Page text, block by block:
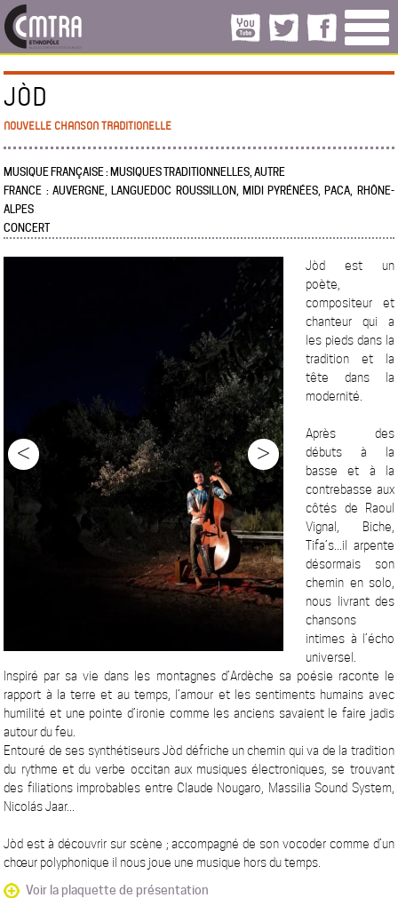
JÒD
NOUVELLE CHANSON TRADITIONELLE
MUSIQUE FRANÇAISE : MUSIQUES TRADITIONNELLES, AUTRE
FRANCE : AUVERGNE, LANGUEDOC ROUSSILLON, MIDI PYRÉNÉES, PACA, RHÔNE-
ALPES
CONCERT
< >
Jòd est un
poète,
compositeur et
chanteur qui a
les pieds dans la
tradition et la
tête dans la
modernité.
Après des
débuts à la
basse et à la
contrebasse aux
côtés de Raoul
Vignal, Biche,
Tifa’s...il arpente
désormais son
chemin en solo,
nous livrant des
chansons
intimes à l’écho
universel.
Inspiré par sa vie dans les montagnes d’Ardèche sa poésie raconte le
rapport à la terre et au temps, l’amour et les sentiments humains avec
humilité et une pointe d’ironie comme les anciens savaient le faire jadis
autour du feu.
Entouré de ses synthétiseurs Jòd défriche un chemin qui va de la tradition
du rythme et du verbe occitan aux musiques électroniques, se trouvant
des filiations improbables entre Claude Nougaro, Massilia Sound System,
Nicolás Jaar...
Jòd est à découvrir sur scène ; accompagné de son vocoder comme d’un
chœur polyphonique il nous joue une musique hors du temps.
Voir la plaquette de présentation